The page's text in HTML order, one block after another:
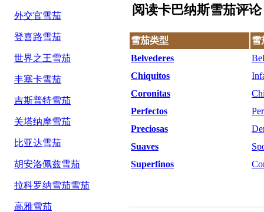
外交官雪茄
登喜路雪茄
世界之王雪茄
丰塞卡雪茄
吉斯普特雪茄
关塔纳摩雪茄
比亚达雪茄
胡安洛佩兹雪茄
拉科罗纳雪茄雪茄
高雅雪茄
阅读卡巴纳斯雪茄评
雪茄类型
雪
Belvederes
Chiquitos
Coronitas
Perfectos
Preciosas
Suaves
Superfinos